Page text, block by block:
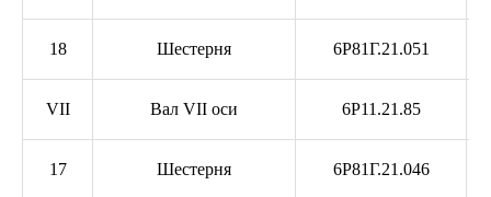
18 Шестерня 6Р81Г.21.051
VII Вал VII оси 6Р11.21.85
17 Шестерня 6Р81Г.21.046